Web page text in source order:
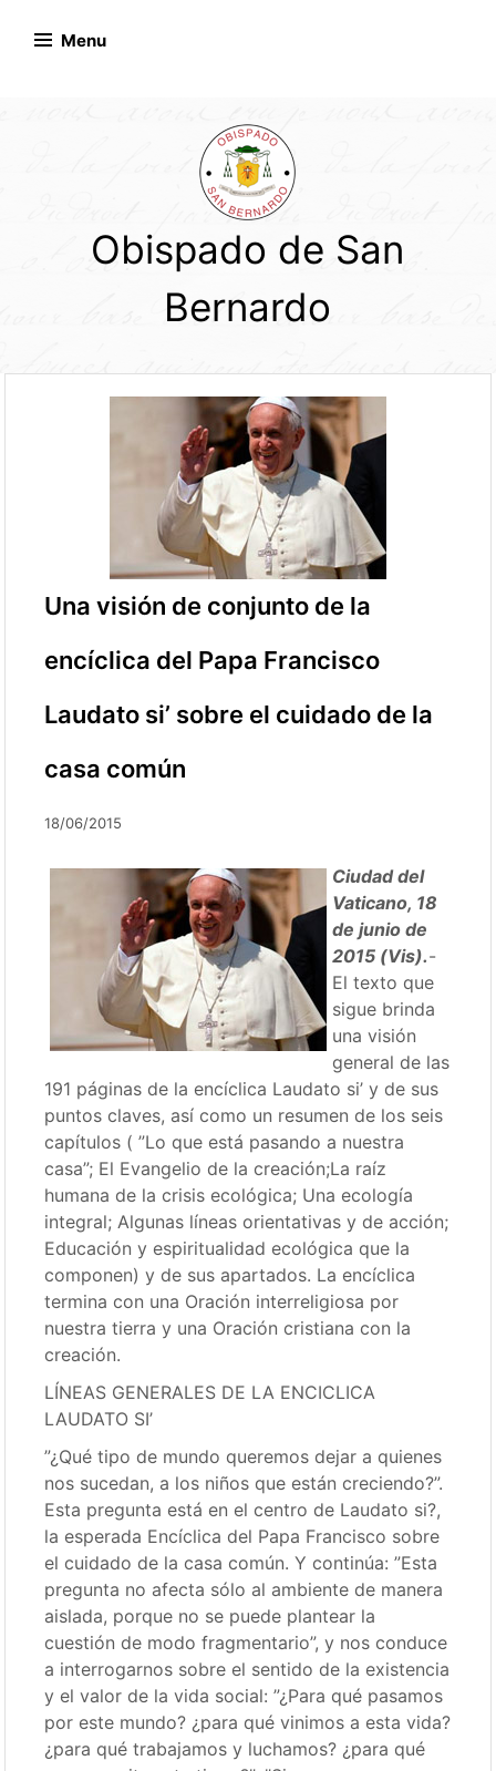
Menu
Obispado de San
Bernardo
Una visión de conjunto de la
encíclica del Papa Francisco
Laudato si’ sobre el cuidado de la
casa común
18/06/2015
Ciudad del
Vaticano, 18
de junio de
2015 (Vis).-
El texto que
sigue brinda
una visión
general de las
191 páginas de la encíclica Laudato si’ y de sus
puntos claves, así como un resumen de los seis
capítulos ( ”Lo que está pasando a nuestra
casa”; El Evangelio de la creación;La raíz
humana de la crisis ecológica; Una ecología
integral; Algunas líneas orientativas y de acción;
Educación y espiritualidad ecológica que la
componen) y de sus apartados. La encíclica
termina con una Oración interreligiosa por
nuestra tierra y una Oración cristiana con la
creación.
LÍNEAS GENERALES DE LA ENCICLICA
LAUDATO SI’
”¿Qué tipo de mundo queremos dejar a quienes
nos sucedan, a los niños que están creciendo?”.
Esta pregunta está en el centro de Laudato si?,
la esperada Encíclica del Papa Francisco sobre
el cuidado de la casa común. Y continúa: ”Esta
pregunta no afecta sólo al ambiente de manera
aislada, porque no se puede plantear la
cuestión de modo fragmentario”, y nos conduce
a interrogarnos sobre el sentido de la existencia
y el valor de la vida social: ”¿Para qué pasamos
por este mundo? ¿para qué vinimos a esta vida?
¿para qué trabajamos y luchamos? ¿para qué